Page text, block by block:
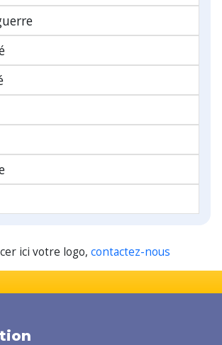
ici votre logo, contactez-nous